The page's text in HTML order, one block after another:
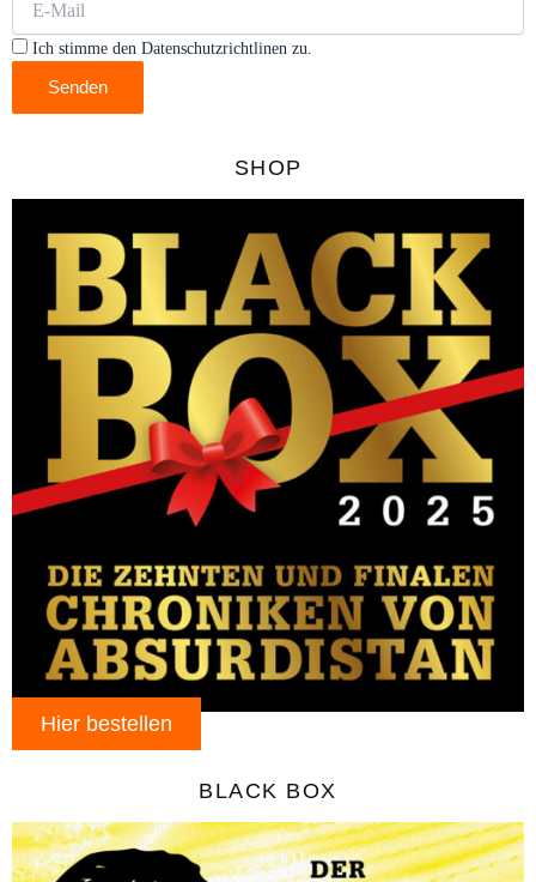
Ich stimme den Datenschutzrichtlinen zu.
Senden
SHOP
Hier bestellen
BLACK BOX